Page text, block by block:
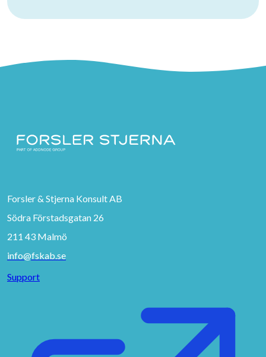
Forsler & Stjerna Konsult AB
Södra Förstadsgatan 26
211 43 Malmö
info@fskab.se
Support